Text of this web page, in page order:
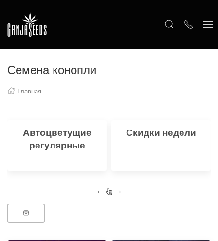
Семена конопли
Главная
Автоцветущие
регулярные
Скидки недели
← →